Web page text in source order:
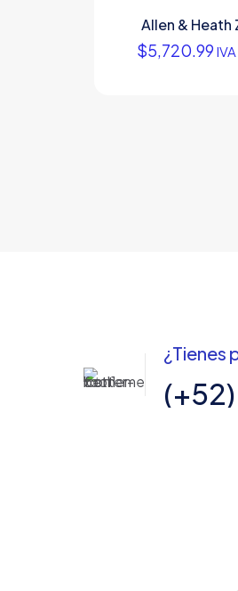
Allen & Heath
$5,720.99
¿Tienes